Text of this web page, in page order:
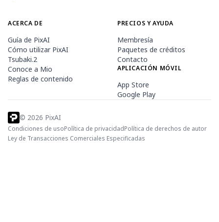
ACERCA DE
Guía de PixAI
Cómo utilizar PixAI
Tsubaki.2
Conoce a Mio
Reglas de contenido
PRECIOS Y AYUDA
Membresía
Paquetes de créditos
Contacto
APLICACIÓN MÓVIL
App Store
Google Play
© 2026 PixAI
Condiciones de usoPolítica de privacidadPolítica de derechos de autor
Ley de Transacciones Comerciales Especificadas